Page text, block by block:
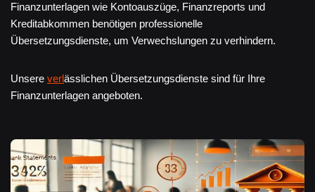
Finanzunterlagen wie Kontoauszüge, Finanzreports und
Kreditabkommen benötigen professionelle
Übersetzungsdienste, um Verwechslungen zu verhindern.
Unsere verlässlichen Übersetzungsdienste sind für Ihre
Finanzunterlagen angeboten.